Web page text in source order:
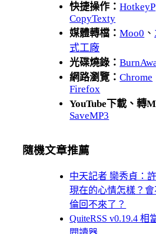
快捷操作：HotkeyP
CopyTexty
媒體轉檔：Moo0 、
式工廠
光碟燒錄：
網路瀏覽：Chrome
Firefox
YouTube下載、轉
SaveMP3
隨機文章推薦
中天記者 欒秀貞：
現在的心情怎樣？
倫回不來了？
QuiteRSS v0.19.4 相